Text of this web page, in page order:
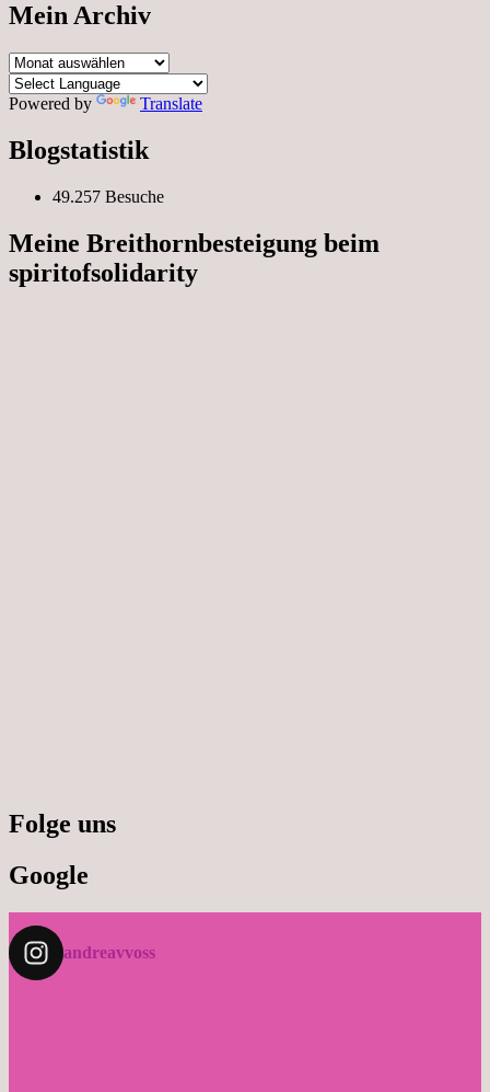
Mein Archiv
Mein
Archiv
Powered by
Translate
Blogstatistik
49.257 Besuche
Meine Breithornbesteigung beim
spiritofsolidarity
Folge uns
Google
andreavvoss